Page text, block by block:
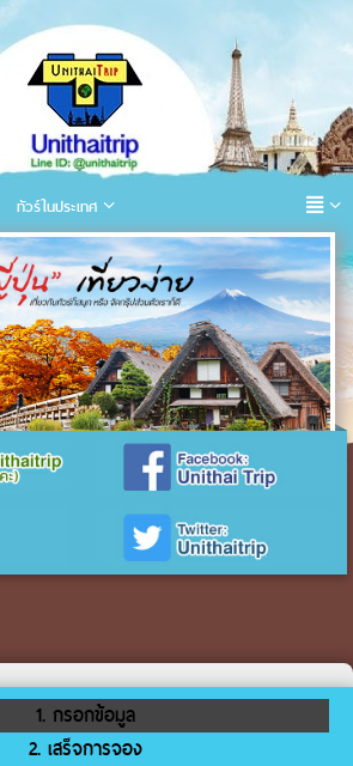
ทัวร์ในประเทศ
1. กรอกข้อมูล
2. เสร็จการจอง